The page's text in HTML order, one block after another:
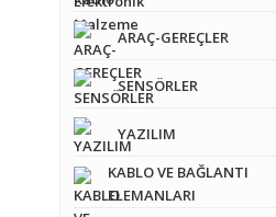
ARAÇ-GEREÇLER
SENSÖRLER
YAZILIM
KABLO VE BAĞLANTI
ELEMANLARI